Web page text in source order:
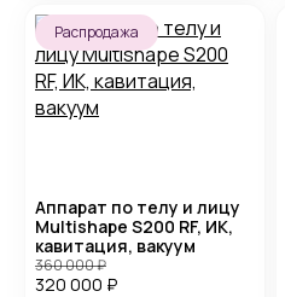
Распродажа
Аппарат по телу и лицу
Multishape S200 RF, ИК,
кавитация, вакуум
320 000 ₽
360 000₽